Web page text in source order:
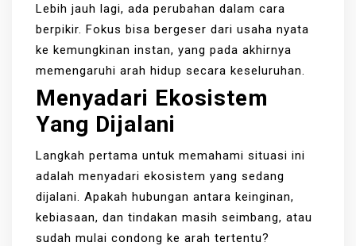
Lebih jauh lagi, ada perubahan dalam cara
berpikir. Fokus bisa bergeser dari usaha nyata
ke kemungkinan instan, yang pada akhirnya
memengaruhi arah hidup secara keseluruhan.
Menyadari Ekosistem
Yang Dijalani
Langkah pertama untuk memahami situasi ini
adalah menyadari ekosistem yang sedang
dijalani. Apakah hubungan antara keinginan,
kebiasaan, dan tindakan masih seimbang, atau
sudah mulai condong ke arah tertentu?